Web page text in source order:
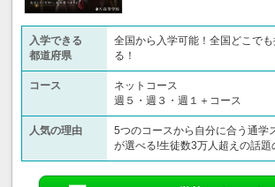
入学できる
都道府県
全国から入学可能！全国どこで
る！
コース
ネットコース
週５・週３・週１＋コース
人気の理由
5つのコースから自分に合う通学
が選べる!生徒数3万人超えの話題